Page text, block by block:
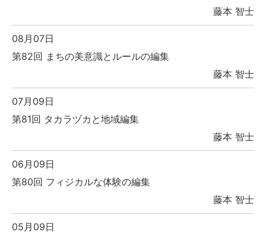
藤本 智士
08月07日
第82回 まちの美意識とルールの編集
藤本 智士
07月09日
第81回 タカラヅカと地域編集
藤本 智士
06月09日
第80回 フィジカルな体験の編集
藤本 智士
05月09日